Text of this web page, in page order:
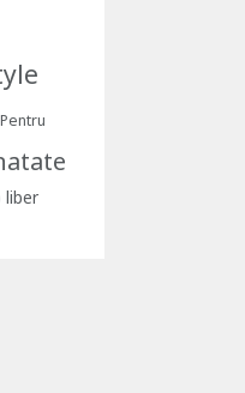
Pentru
liber